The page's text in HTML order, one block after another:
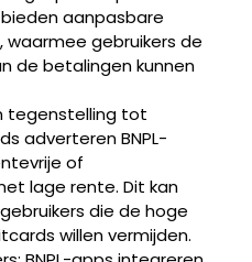
aanpasbare
gebruikers de
de betalingen kunnen
tegenstelling tot
adverteren BNPL-
of
lage rente. Dit kan
die de hoge
willen vermijden.